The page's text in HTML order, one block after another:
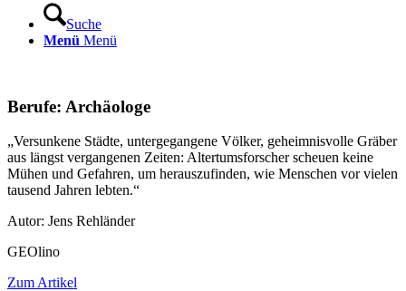
Suche
Menü Menü
Berufe: Archäologe
„Versunkene Städte, untergegangene Völker, geheimnisvolle Gräber
aus längst vergangenen Zeiten: Altertumsforscher scheuen keine
Mühen und Gefahren, um herauszufinden, wie Menschen vor vielen
tausend Jahren lebten.“
Autor: Jens Rehländer
GEOlino
Zum Artikel